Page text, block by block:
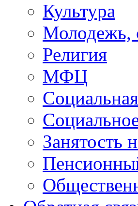
Культура
Молодежь,
Религия
МФЦ
Занятость